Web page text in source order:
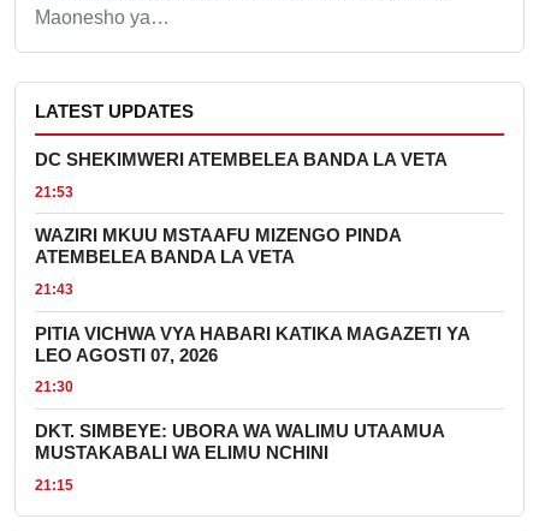
Maonesho ya…
LATEST UPDATES
DC SHEKIMWERI ATEMBELEA BANDA LA VETA
21:53
WAZIRI MKUU MSTAAFU MIZENGO PINDA
ATEMBELEA BANDA LA VETA
21:43
PITIA VICHWA VYA HABARI KATIKA MAGAZETI YA
LEO AGOSTI 07, 2026
21:30
DKT. SIMBEYE: UBORA WA WALIMU UTAAMUA
MUSTAKABALI WA ELIMU NCHINI
21:15